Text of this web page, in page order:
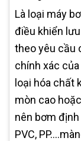
Là loại máy
điều khiển
theo yêu cầu
chính xác
loại hóa chất
mòn cao
nên bơm
PVC,